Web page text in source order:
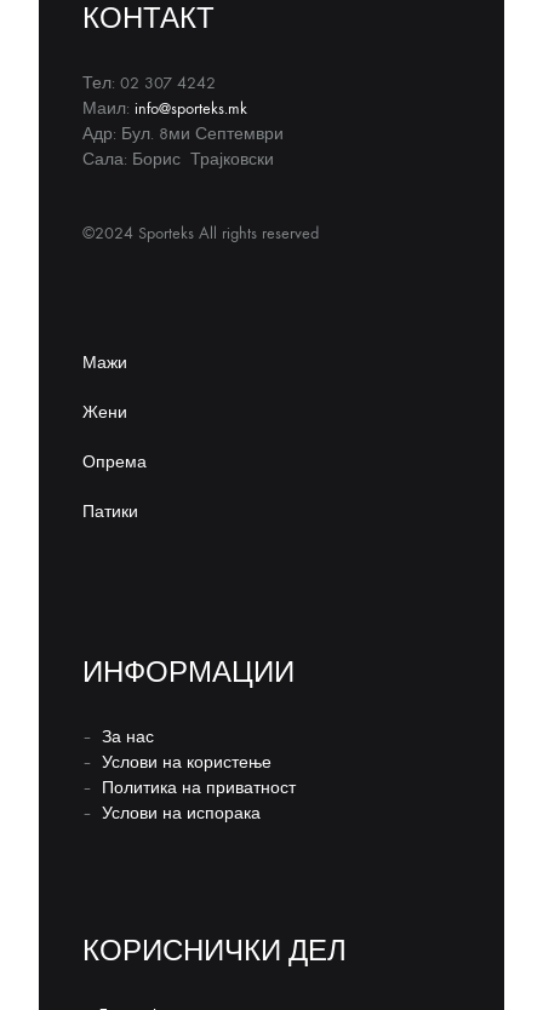
КОНТАКТ
Тел: 02 307 4242
Маил: info@sporteks.mk
Адр: Бул. 8ми Септември
Сала: Борис Трајковски
©2024 Sporteks All rights reserved
Мажи
Жени
Опрема
Патики
ИНФОРМАЦИИ
– За нас
– Услови на користење
– Политика на приватност
– Услови на испорака
КОРИСНИЧКИ ДЕЛ